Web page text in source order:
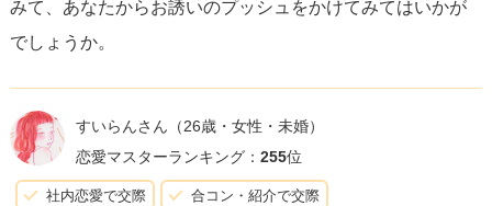
の男性が質問者様のことをどういうふうに捉えているか少
しずつ確かめてみるのも良いと思います。お互いのことを
もっと深く知ることが、心理を知るための一番の近道なの
は間違いないはずです。
みて、あなたからお誘いのプッシュをかけてみてはいかが
でしょうか。
すいらんさん （26歳・女性・未婚）
恋愛マスターランキング： 255位
社内恋愛で交際 合コン・紹介で交際